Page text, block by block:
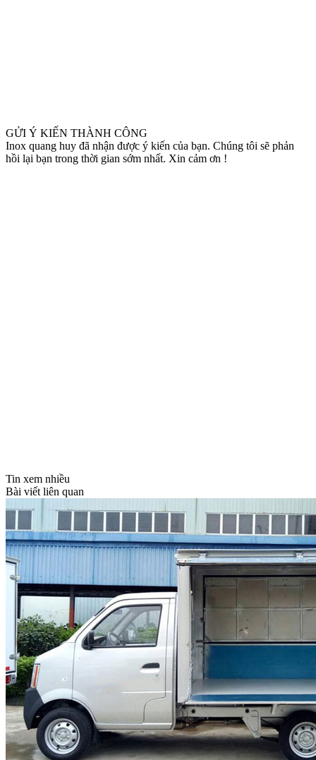
GỬI Ý KIẾN THÀNH CÔNG
Inox quang huy đã nhận được ý kiến của bạn. Chúng tôi sẽ phản
hồi lại bạn trong thời gian sớm nhất. Xin cảm ơn !
Tin xem nhiều
Bài viết liên quan